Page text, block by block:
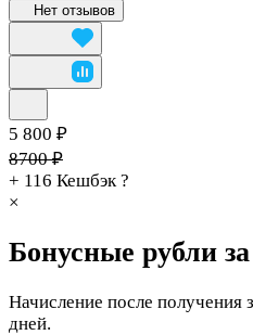
Нет отзывов
5 800 ₽
8700 ₽
+ 116 Кешбэк ?
×
Бонусные рубли
Начисление после получения
дней.